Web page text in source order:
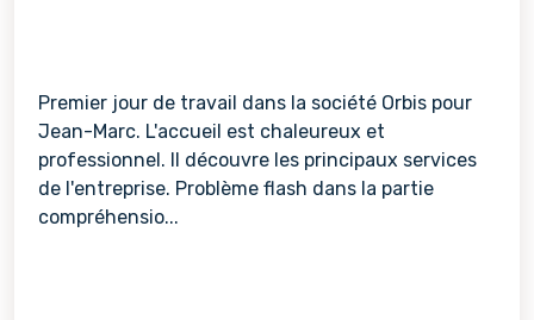
Premier jour de travail dans la société Orbis pour
Jean-Marc. L'accueil est chaleureux et
professionnel. Il découvre les principaux services
de l'entreprise. Problème flash dans la partie
compréhensio...